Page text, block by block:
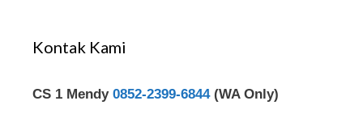
Kontak Kami
CS 1 Mendy 0852-2399-6844(WA Only)